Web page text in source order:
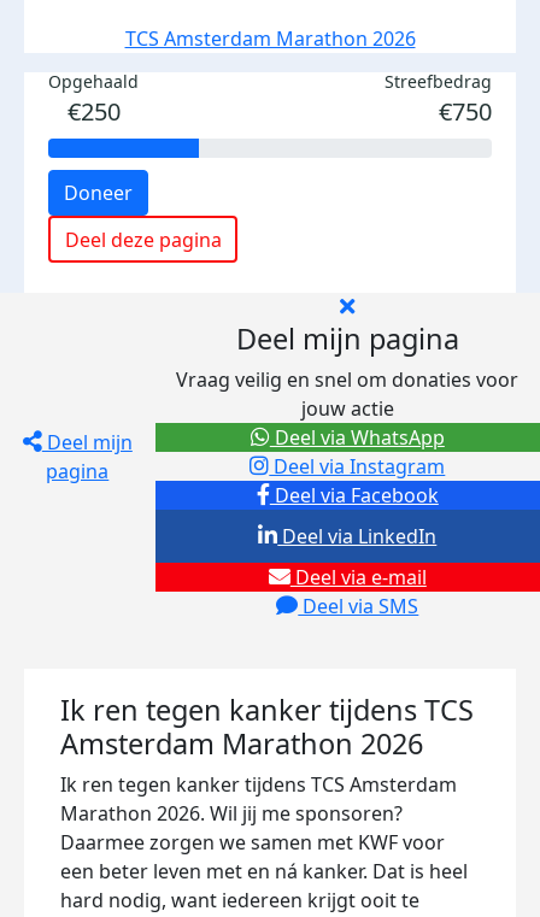
TCS Amsterdam Marathon 2026
Opgehaald
€250
Streefbedrag
€750
Doneer
Deel deze pagina
Deel mijn
pagina
Deel mijn pagina
Vraag veilig en snel om donaties voor
jouw actie
Deel via Facebook
Deel via Instagram
Deel via e-mail
Deel via SMS
Deel via LinkedIn
Deel via WhatsApp
Ik ren tegen kanker tijdens TCS
Amsterdam Marathon 2026
Ik ren tegen kanker tijdens TCS Amsterdam
Marathon 2026. Wil jij me sponsoren?
Daarmee zorgen we samen met KWF voor
een beter leven met en ná kanker. Dat is heel
hard nodig, want iedereen krijgt ooit te